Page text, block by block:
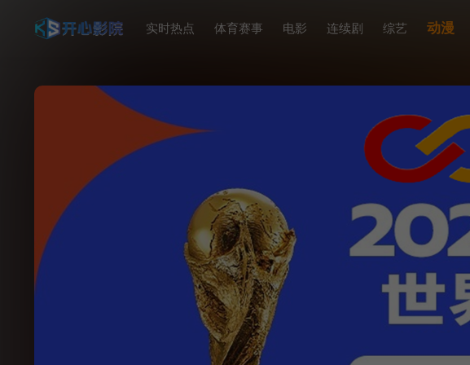
实时热点 体育赛事 电影 连续剧 综艺 动漫